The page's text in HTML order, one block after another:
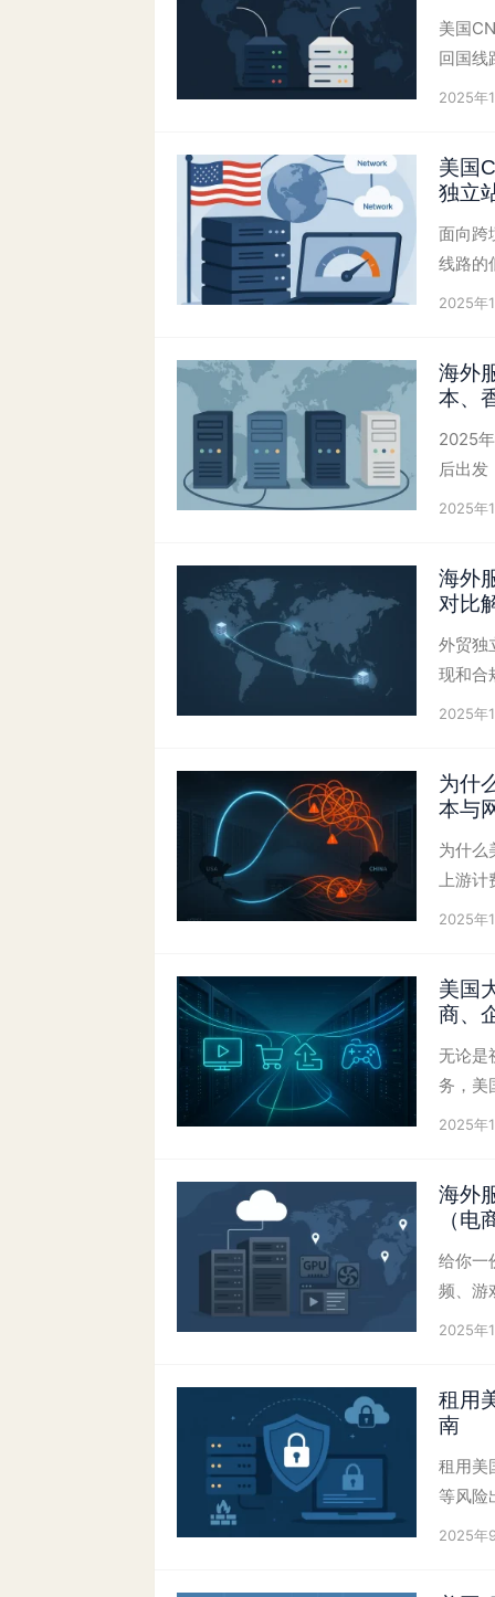
美国
回国线
2025年
美国
独立
面向跨
线路的
2025年
海外
本、
2025
后出
2025年
海外
对比
外贸独
现和合
2025年
为什
本与
为什么
上游计
2025年
美国
商、
无论是
务，美
2025年
海外
（电
给你一
频、游
2025年
租用
南
租用美
等风险
2025年